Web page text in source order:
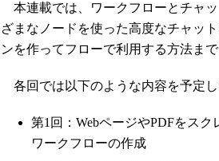
本連載では、ワークフローとチャ
ざまなノードを使った高度なチャッ
ンを作ってフローで利用する方法ま
各回では以下のような内容を予定し
第1回：WebページやPDFをス
ワークフローの作成